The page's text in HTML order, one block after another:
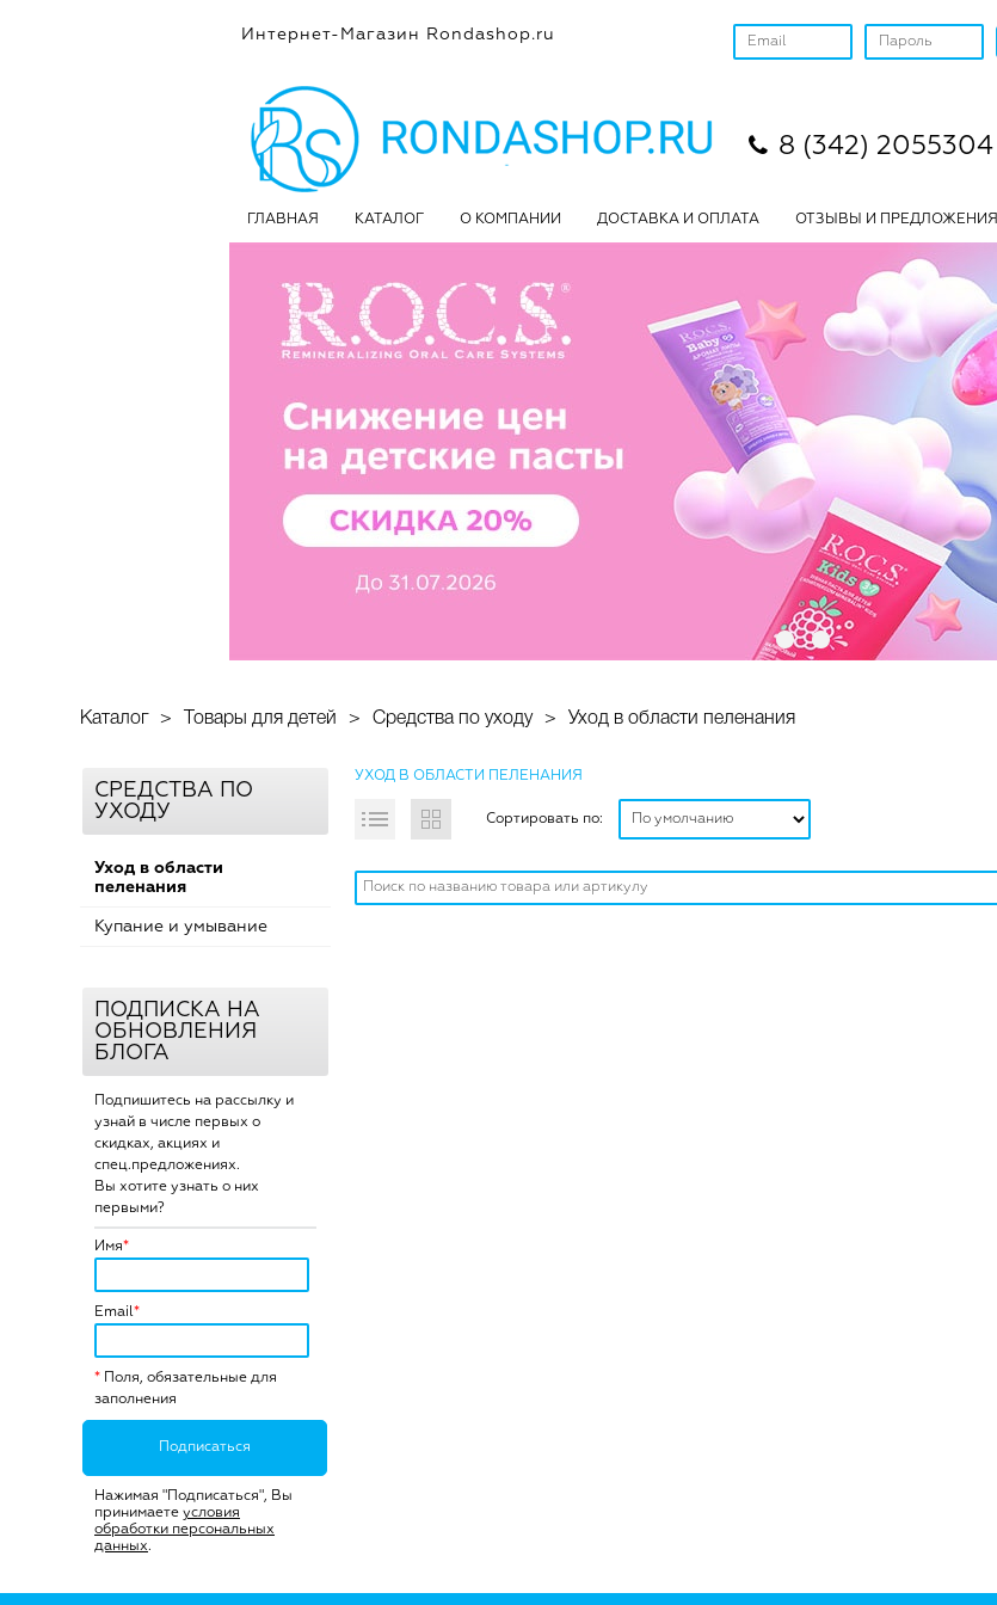
Интернет-Магазин Rondashop.ru
8 (342) 2055304
ГЛАВНАЯ КАТАЛОГ О КОМПАНИИ ДОСТАВКА И ОПЛАТА ОТЗЫВЫ И ПРЕДЛОЖЕНИЯ
Каталог Товары для детей Средства по уходу Уход в области пеленания
СРЕДСТВА ПО
УХОДУ
Уход в области
пеленания
Купание и умывание
ПОДПИСКА НА
ОБНОВЛЕНИЯ
БЛОГА
Подпишитесь на рассылку и
узнай в числе первых о
скидках, акциях и
спец.предложениях.
Вы хотите узнать о них
первыми?
Имя*
Email*
* Поля, обязательные для
заполнения
Подписаться
Нажимая "Подписаться", Вы
принимаете условия
обработки персональных
данных.
УХОД В ОБЛАСТИ ПЕЛЕНАНИЯ
Сортировать по: